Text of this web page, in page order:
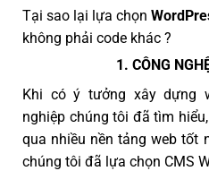
Tại sao lại lựa chọn
không phải code khác ?
1. CÔNG
Khi có ý tưởng xây dựng
nghiệp chúng tôi đã tìm
qua nhiều nền tảng web tốt
chúng tôi đã lựa chọn CMS